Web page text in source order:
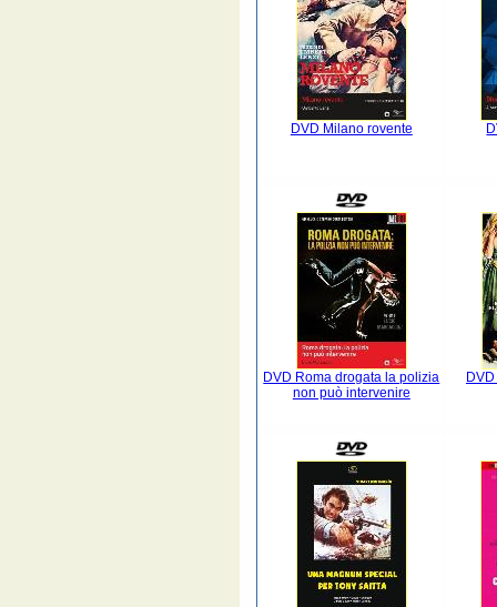
DVD Milano rovente
DVD Roma drogata la polizia
non può intervenire